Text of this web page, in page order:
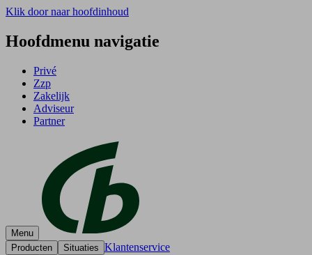
Klik door naar hoofdinhoud
Hoofdmenu navigatie
Privé
Zzp
Zakelijk
Adviseur
Partner
Menu
Producten
Situaties Klantenservice